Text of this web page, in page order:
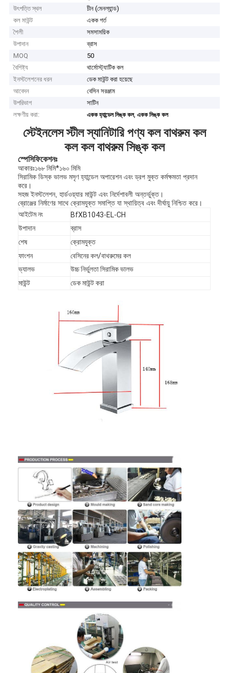
ভিডিও
উৎপত্তি স্থল
চীন (মেনল্যান্ড)
কল মাউন্ট
একক গর্ত
শৈলী
সমসাময়িক
উপাদান
ব্রাস
MOQ
50
বৈশিষ্ট্য
থার্মোস্ট্যাটিক কল
ইনস্টলেশনের ধরন
ডেক মাউন্ট করা হয়েছে
আবেদন
বেসিন সরঞ্জাম
উপরিভাগ
সাটিন
লক্ষণীয় করা:
একক হ্যান্ডেল সিঙ্ক কল,একক সিঙ্ক কল
স্টেইনলেস স্টীল স্যানিটারি পণ্য কল বাথরুম কল
কল কল বাথরুম সিঙ্ক কল
স্পেসিফিকেশনঃ
আকারঃ১৬৮ মিমি*১৬০ মিমি
সিরামিক ডিস্ক ভালভ মসৃণ হ্যান্ডেল অপারেশন এবং ড্রপ মুক্ত কর্মক্ষমতা প্রদান
করে।
সহজ ইনস্টলেশন, হার্ডওয়্যার মাউন্ট এবং নির্দেশাবলী অন্তর্ভুক্ত।
ব্রোঞ্জের নির্মাণের সাথে ক্রোমযুক্ত সমাপ্তি যা স্থায়িত্ব এবং দীর্ঘায়ু নিশ্চিত করে।
আইটেম নং
BfXB1043-EL-CH
উপাদান
ব্রাস
শেষ
ক্রোমযুক্ত
ফাংশন
বেসিনের কল/বাথরুমের কল
ভ্যালভ
উচ্চ নির্ভুলতা সিরামিক ভালভ
মাউন্ট
ডেক মাউন্ট করা